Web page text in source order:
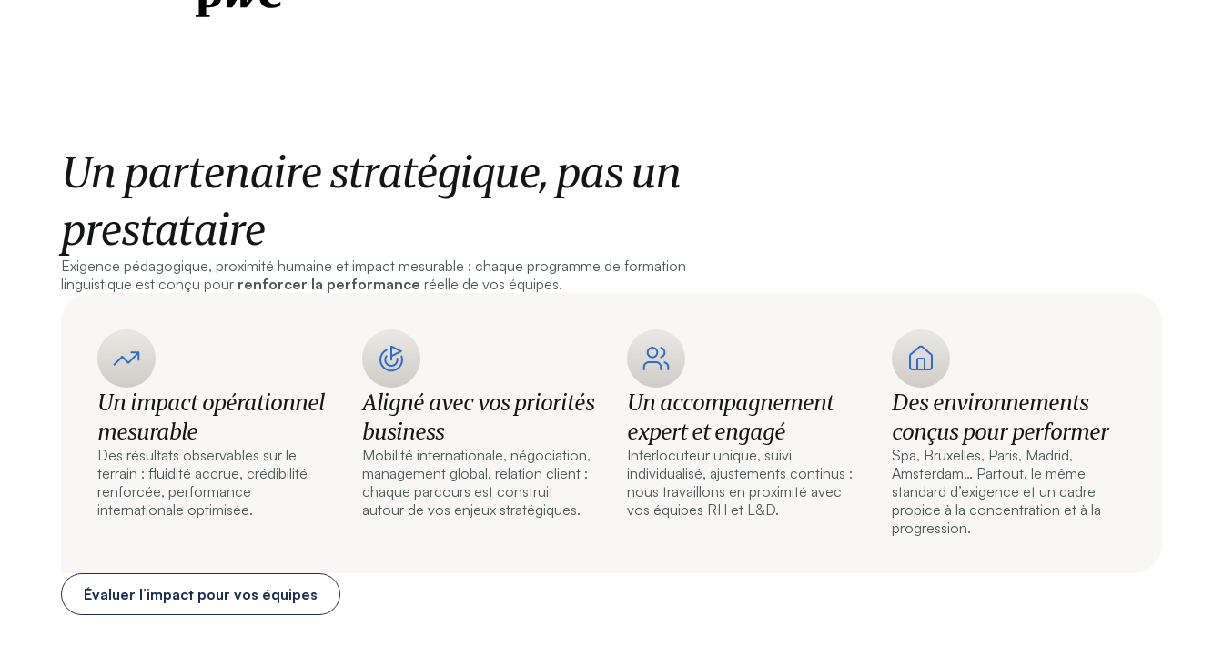
Un partenaire stratégique, pas un
prestataire
Exigence pédagogique, proximité humaine et impact mesurable : chaque programme de formation
linguistique est conçu pour renforcer la performance réelle de vos équipes.
Un impact opérationnel
mesurable
Des résultats observables sur le
terrain : fluidité accrue, crédibilité
renforcée, performance
internationale optimisée.
Aligné avec vos priorités
business
Mobilité internationale, négociation,
management global, relation client :
chaque parcours est construit
autour de vos enjeux stratégiques.
Un accompagnement
expert et engagé
Interlocuteur unique, suivi
individualisé, ajustements continus :
nous travaillons en proximité avec
vos équipes RH et L&D.
Des environnements
conçus pour performer
Spa, Bruxelles, Paris, Madrid,
Amsterdam… Partout, le même
standard d’exigence et un cadre
propice à la concentration et à la
progression.
Évaluer l’impact pour vos équipes